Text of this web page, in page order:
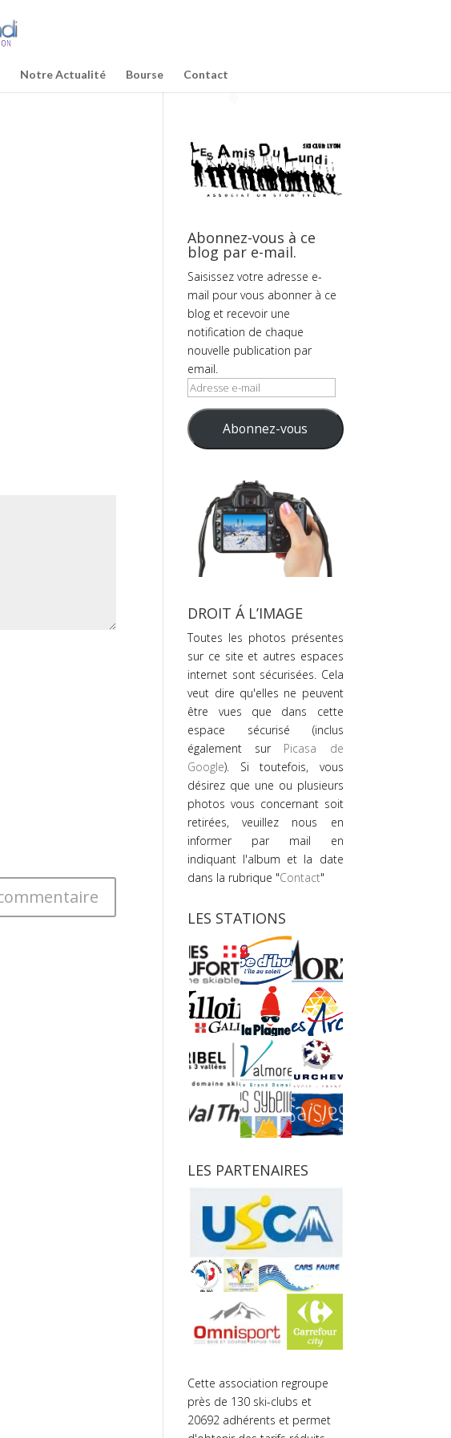
Notre Actualité Bourse Contact
Abonnez-vous à ce
blog par e-mail.
Saisissez votre adresse e-
mail pour vous abonner à ce
blog et recevoir une
notification de chaque
nouvelle publication par
email.
Adresse
mail
Abonnez-vous
DROIT Á L’IMAGE
Toutes les photos présentes
sur ce site et autres espaces
internet sont sécurisées. Cela
veut dire qu'elles ne peuvent
être vues que dans cette
espace sécurisé (inclus
également sur Picasa de
Google). Si toutefois, vous
désirez que une ou plusieurs
photos vous concernant soit
retirées, veuillez nous en
informer par mail en
indiquant l'album et la date
dans la rubrique "Contact"
LES STATIONS
LES PARTENAIRES
Cette association regroupe
près de 130 ski-clubs et
20692 adhérents et permet